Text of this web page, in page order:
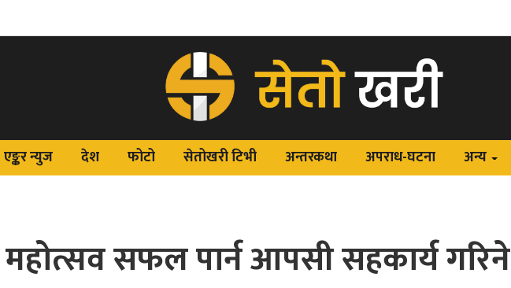
एङ्कर न्युज देश फोटो सेतोखरी टिभी अन्तरकथा अपराध-घटना
+
अन्य
सफल पार्न आपसी सहकार्य गरिने